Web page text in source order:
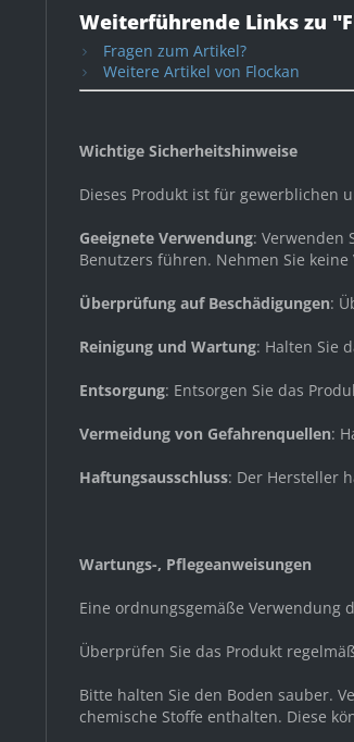
Weiterführende Links zu
Fragen zum Artikel?
Weitere Artikel von Flockan
Wichtige Sicherheitshinweise
Dieses Produkt ist für gewerblichen
Geeignete Verwendung: Verwenden
Benutzers führen. Nehmen Sie
Überprüfung auf Beschädigungen:
Reinigung und Wartung: Halten Sie
Entsorgung: Entsorgen Sie das
Vermeidung von Gefahrenquellen:
Haftungsausschluss: Der Hersteller
Wartungs-, Pflegeanweisungen
Eine ordnungsgemäße Verwendung
Überprüfen Sie das Produkt
Bitte halten Sie den Boden sauber.
chemische Stoffe enthalten. Diese